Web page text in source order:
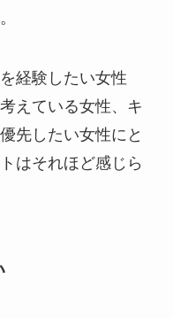
経験したい女性
えている女性、キ
先したい女性にと
はそれほど感じら